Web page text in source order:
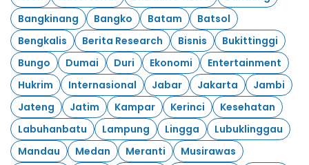
Bangkinang
Bangko Batam
Batsol
Bengkalis
Berita Research Bisnis
Bukittinggi
Bungo
Dumai Duri Ekonomi
Entertainment
Hukrim
Internasional Jabar Jakarta
Jambi
Jateng
Jatim Kampar Kerinci
Kesehatan
Labuhanbatu
Lampung Lingga
Lubuklinggau
Mandau
Medan Meranti
Musirawas